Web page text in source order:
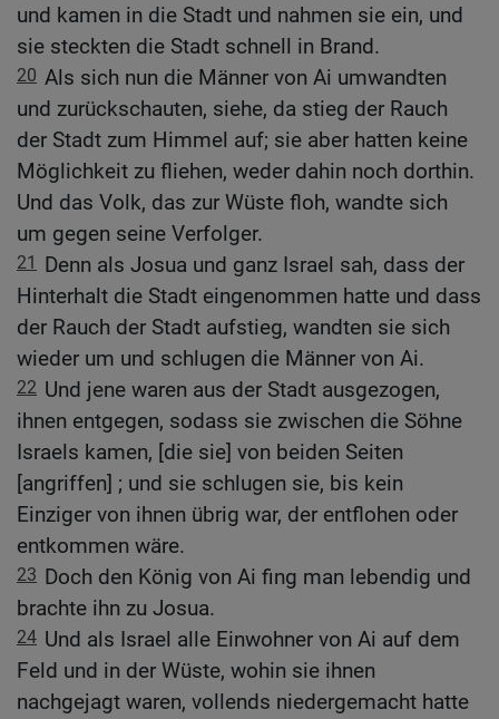
und kamen in die Stadt und nahmen sie ein, und
sie steckten die Stadt schnell in Brand.
20 Als sich nun die Männer von Ai umwandten
und zurückschauten, siehe, da stieg der Rauch
der Stadt zum Himmel auf; sie aber hatten keine
Möglichkeit zu fliehen, weder dahin noch dorthin.
Und das Volk, das zur Wüste floh, wandte sich
um gegen seine Verfolger.
21
Denn als Josua und ganz Israel sah, dass der
Hinterhalt die Stadt eingenommen hatte und dass
der Rauch der Stadt aufstieg, wandten sie sich
wieder um und schlugen die Männer von Ai.
22 Und jene waren aus der Stadt ausgezogen,
ihnen entgegen, sodass sie zwischen die Söhne
Israels kamen, [die sie] von beiden Seiten
[angriffen] ; und sie schlugen sie, bis kein
Einziger von ihnen übrig war, der entflohen oder
entkommen wäre.
23 Doch den König von Ai fing man lebendig und
brachte ihn zu Josua.
24 Und als Israel alle Einwohner von Ai auf dem
Feld und in der Wüste, wohin sie ihnen
nachgejagt waren, vollends niedergemacht hatte